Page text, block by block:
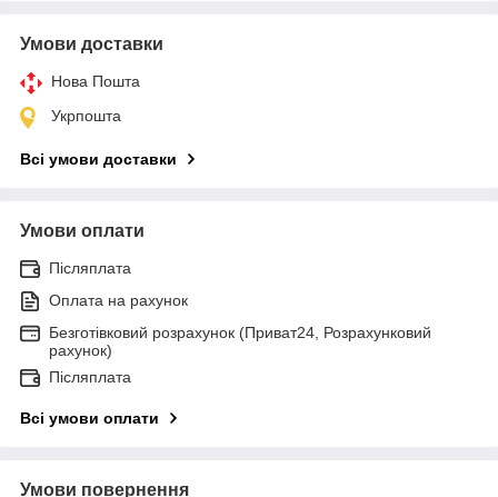
Умови доставки
Нова Пошта
Укрпошта
Всі умови доставки
Умови оплати
Післяплата
Оплата на рахунок
Безготівковий розрахунок (Приват24, Розрахунковий
рахунок)
Післяплата
Всі умови оплати
Умови повернення